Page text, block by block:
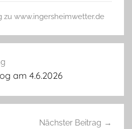
zu www.ingersheimwetter.de
am 4.6.2026
Nächster Beitrag